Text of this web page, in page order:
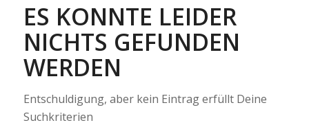
ES KONNTE LEIDER
NICHTS GEFUNDEN
WERDEN
Entschuldigung, aber kein Eintrag erfüllt Deine
Suchkriterien